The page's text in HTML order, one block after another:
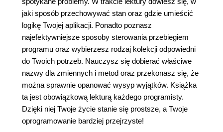
jaki sposób przechowywać stan oraz gdzie umieścić
logikę Twojej aplikacji. Ponadto poznasz
najefektywniejsze sposoby sterowania przebiegiem
programu oraz wybierzesz rodzaj kolekcji odpowiedni
do Twoich potrzeb. Nauczysz się dobierać właściwe
nazwy dla zmiennych i metod oraz przekonasz się, że
można sprawnie opanować wysyp wyjątków. Książka
ta jest obowiązkową lekturą każdego programisty.
Dzięki niej Twoje życie stanie się prostsze, a Twoje
oprogramowanie bardziej przejrzyste!